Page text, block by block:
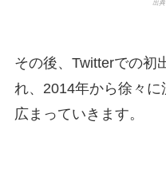
出
その後、Twitterでの初
れ、2014年から徐々
広まっていきます。